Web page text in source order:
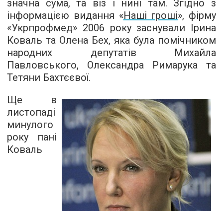
значна сума, та віз і нині там. Згідно з
інформацією видання «Наші гроші», фірму
«Укрпрофмед» 2006 року заснували Ірина
Коваль та Олена Бех, яка була помічником
народних депутатів Михайла
Павловського, Олександра Римарука та
Тетяни Бахтєєвої.
Ще в
листопаді
минулого
року пані
Коваль